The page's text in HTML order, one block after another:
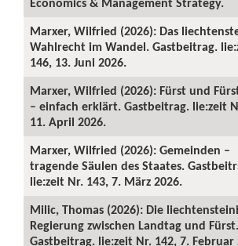
Marxer, Wilfried (2026): Das
Wahlrecht im Wandel. Gastbeitrag.
146, 13. Juni 2026.
Marxer, Wilfried (2026): Fürst und
– einfach erklärt. Gastbeitrag. lie:zeit
11. April 2026.
Marxer, Wilfried (2026): Gemeinden –
tragende Säulen des Staates.
lie:zeit Nr. 143, 7. März 2026.
Milic, Thomas (2026): Die
Regierung zwischen Landtag und Fürst.
Gastbeitrag. lie:zeit Nr. 142, 7. Februar